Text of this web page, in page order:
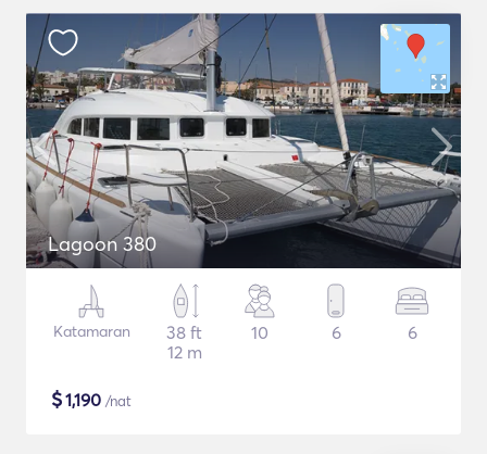
Lagoon 380
Katamaran
38 ft
12 m
10 6 6
$1,190 /nat